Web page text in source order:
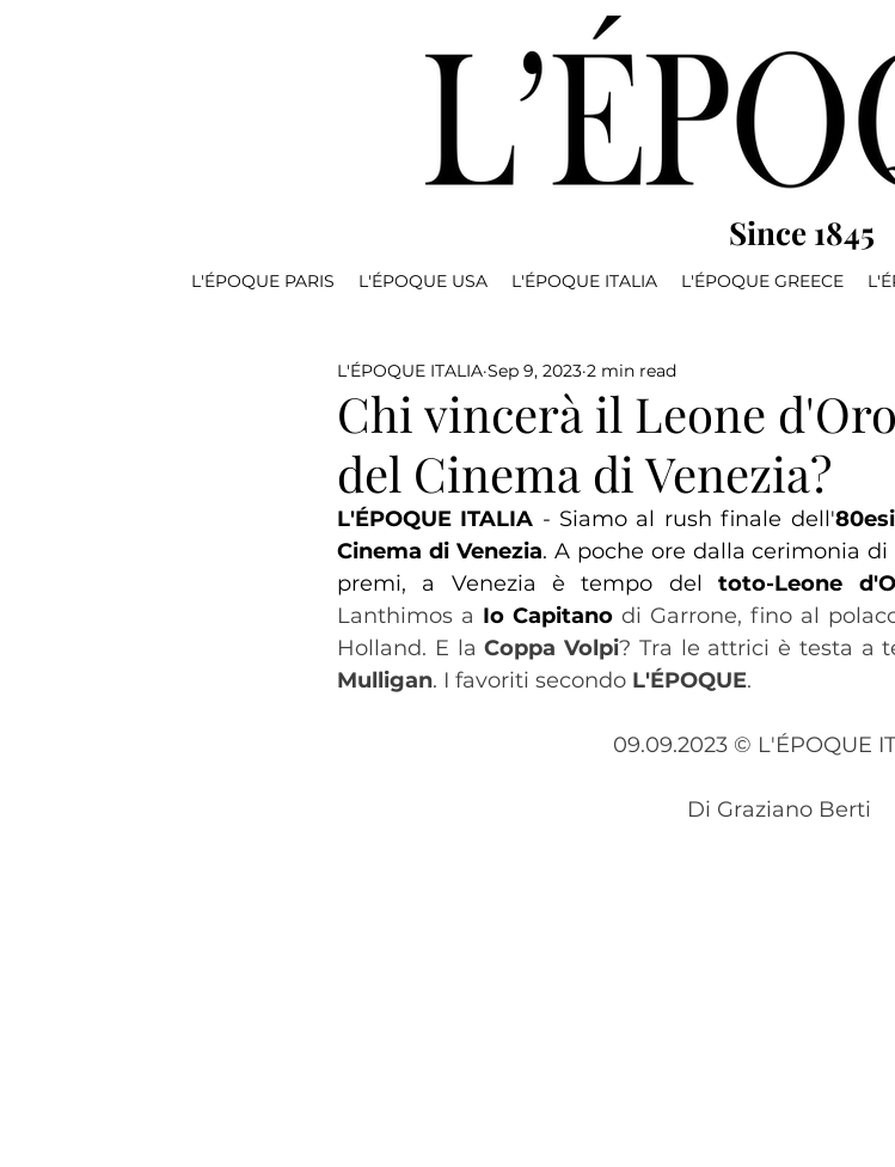
Since 1845
L'ÉPOQUE PARIS L'ÉPOQUE USA L'ÉPOQUE ITALIA L'ÉPOQUE GREECE
Chi vincerà il Leone
del Cinema di Venezia?
L'ÉPOQUE ITALIA Sep 9, 2023 2 min read
L'ÉPOQUE ITALIA - Siamo al rush finale dell'
Cinema di Venezia. A poche ore dalla cerimonia
premi, a Venezia è tempo del toto-Leone
Lanthimos a Io Capitano di Garrone, fino al
Holland. E la Coppa Volpi? Tra le attrici è testa a
Mulligan. I favoriti secondo L'ÉPOQUE.
09.09.2023 © L'ÉPOQUE
Di Graziano Berti